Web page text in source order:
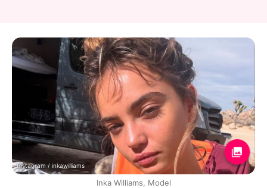
Instagram / inkawilliams
Inka Williams, Model